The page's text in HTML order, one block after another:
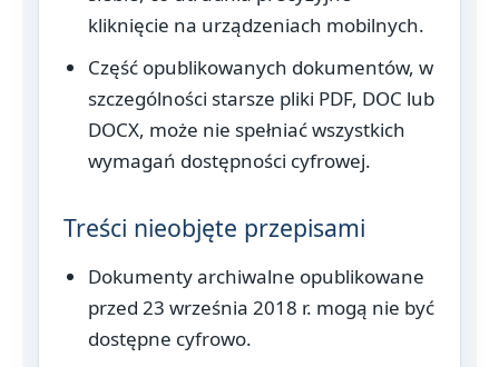
kliknięcie na urządzeniach mobilnych.
Część opublikowanych dokumentów, w
szczególności starsze pliki PDF, DOC lub
DOCX, może nie spełniać wszystkich
wymagań dostępności cyfrowej.
Treści nieobjęte przepisami
Dokumenty archiwalne opublikowane
przed 23 września 2018 r. mogą nie być
dostępne cyfrowo.